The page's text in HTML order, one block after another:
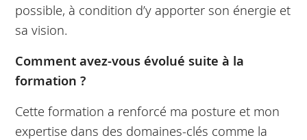
possible, à condition d’y apporter son énergie et
sa vision.
Comment avez-vous évolué suite à la
formation ?
Cette formation a renforcé ma posture et mon
expertise dans des domaines-clés comme la